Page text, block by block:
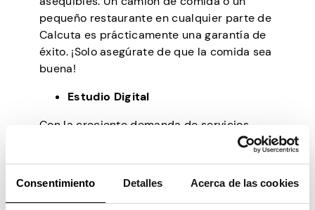
Consentimiento Detalles Acerca de las cookies
pequeño restaurante en cualquier parte de
Calcuta es prácticamente una garantía de
éxito. ¡Solo asegúrate de que la comida sea
buena!
Estudio Digital
Con la creciente demanda de servicios
digitales, montar un estudio digital puede